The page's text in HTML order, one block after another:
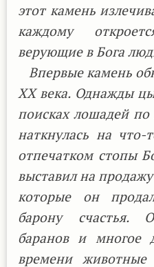
этот камень
каждому
верующие в Бога
Впервые камень
XX века. Однажды
поисках лошадей
наткнулась на
отпечатком стопы
выставил на
которые он
барону счастья.
баранов и многое
времени животные